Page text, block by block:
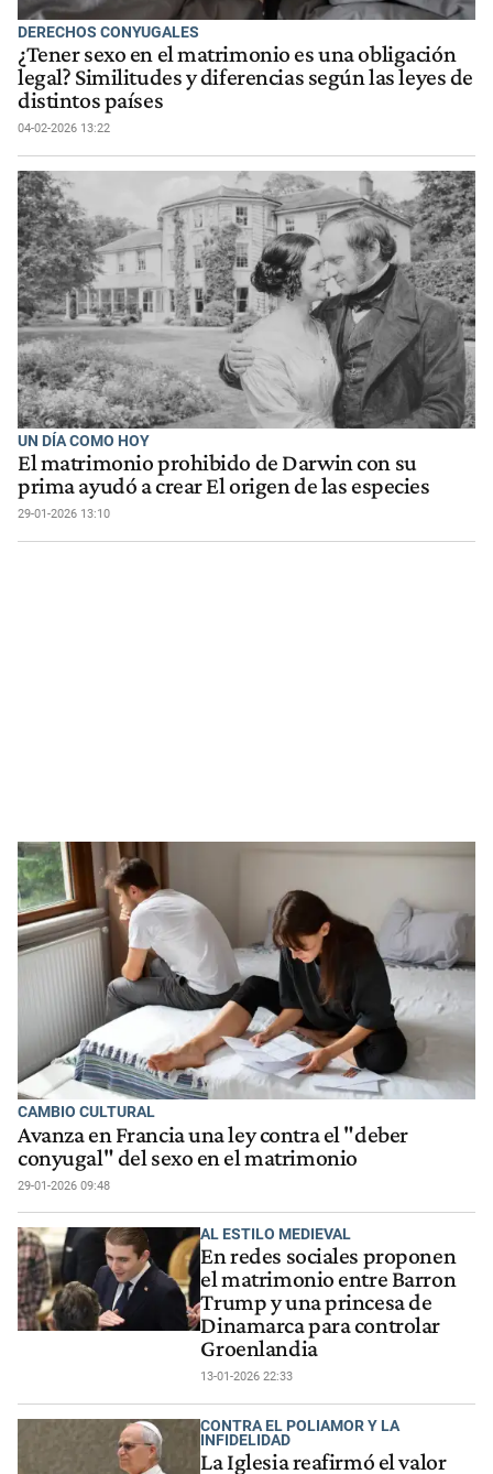
DERECHOS CONYUGALES
¿Tener sexo en el matrimonio es una obligación
legal? Similitudes y diferencias según las leyes de
distintos países
04-02-2026 13:22
UN DÍA COMO HOY
El matrimonio prohibido de Darwin con su
prima ayudó a crear El origen de las especies
29-01-2026 13:10
CAMBIO CULTURAL
Avanza en Francia una ley contra el "deber
conyugal" del sexo en el matrimonio
29-01-2026 09:48
AL ESTILO MEDIEVAL
En redes sociales proponen
el matrimonio entre Barron
Trump y una princesa de
Dinamarca para controlar
Groenlandia
13-01-2026 22:33
CONTRA EL POLIAMOR Y LA
INFIDELIDAD
La Iglesia reafirmó el valor